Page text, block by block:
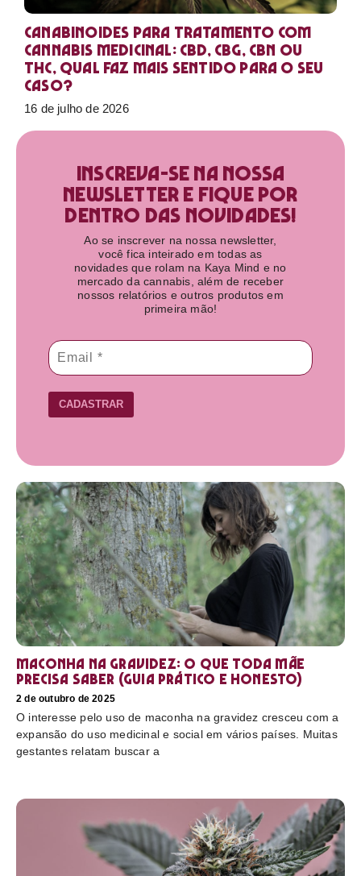
Canabinoides para tratamento com
cannabis medicinal: CBD, CBG, CBN ou
THC, qual faz mais sentido para o seu
caso?
16 de julho de 2026
Inscreva-se na nossa
newsletter e fique por
dentro das novidades!​
Ao se inscrever na nossa newsletter,
você fica inteirado em todas as
novidades que rolam na Kaya Mind e no
mercado da cannabis, além de receber
nossos relatórios e outros produtos em
primeira mão!
CADASTRAR
Maconha na gravidez: o que toda mãe
precisa saber (guia prático e honesto)
2 de outubro de 2025
O interesse pelo uso de maconha na gravidez cresceu com a
expansão do uso medicinal e social em vários países. Muitas
gestantes relatam buscar a